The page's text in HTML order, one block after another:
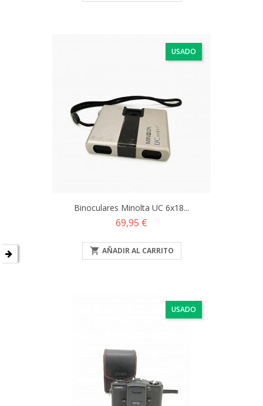
USADO
Binoculares Minolta UC 6x18...
Precio
69,95 €
 AÑADIR AL CARRITO
USADO